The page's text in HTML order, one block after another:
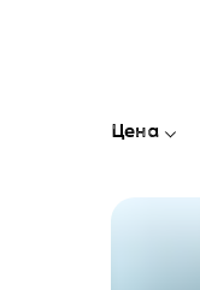
Цена